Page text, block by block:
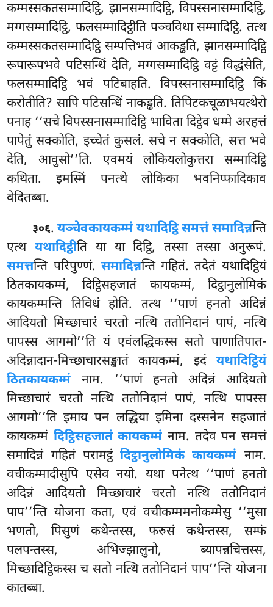
कम्मस्सकतसम्मादिट्ठि, झानसम्मादिट्ठि, विपस्सनासम्मादिट्ठि,
मग्गसम्मादिट्ठि, फलसम्मादिट्ठीति पञ्चविधा सम्मादिट्ठि. तत्थ
कम्मस्सकतसम्मादिट्ठि सम्पत्तिभवं आकड्ढति, झानसम्मादिट्ठि
रूपारूपभवे पटिसन्धिं देति, मग्गसम्मादिट्ठि वट्टं विद्धंसेति,
फलसम्मादिट्ठि भवं पटिबाहति. विपस्सनासम्मादिट्ठि किं
करोतीति? सापि पटिसन्धिं नाकड्ढति. तिपिटकचूळाभयत्थेरो
पनाह ‘‘सचे विपस्सनासम्मादिट्ठि भाविता दिट्ठेव धम्मे अरहत्तं
पापेतुं सक्कोति, इच्चेतं कुसलं. सचे न सक्कोति, सत्त भवे
देति, आवुसो’’ति. एवमयं लोकियलोकुत्तरा सम्मादिट्ठि
कथिता. इमस्मिं पनत्थे लोकिका भवनिप्फादिकाव
वेदितब्बा.
३०६.यञ्चेवकायकम्मं यथादिट्ठि समत्तं समादिन्नन्ति
एत्थयथादिट्ठीति या या दिट्ठि, तस्सा तस्सा अनुरूपं.
समत्तन्ति परिपुण्णं. समादिन्नन्ति गहितं. तदेतं यथादिट्ठियं
ठितकायकम्मं, दिट्ठिसहजातं कायकम्मं, दिट्ठानुलोमिकं
कायकम्मन्ति तिविधं होति. तत्थ ‘‘पाणं हनतो अदिन्नं
आदियतो मिच्छाचारं चरतो नत्थि ततोनिदानं पापं, नत्थि
पापस्स आगमो’’ति यंएवंलद्धिकस्स सतो पाणातिपात-
अदिन्नादान-मिच्छाचारसङ्खातं कायकम्मं, इदं यथादिट्ठियं
ठितकायकम्मं नाम. ‘‘पाणं हनतो अदिन्नं आदियतो
मिच्छाचारं चरतो नत्थि ततोनिदानं पापं, नत्थि पापस्स
आगमो’’ति इमाय पन लद्धिया इमिना दस्सनेन सहजातं
कायकम्मं दिट्ठिसहजातं कायकम्मं नाम. तदेव पन समत्तं
समादिन्नं गहितं परामट्ठंदिट्ठानुलोमिकं कायकम्मं नाम.
वचीकम्मादीसुपि एसेव नयो. यथा पनेत्थ ‘‘पाणं हनतो
अदिन्नं आदियतो मिच्छाचारं चरतो नत्थि ततोनिदानं
पाप’’न्ति योजना कता, एवं वचीकम्ममनोकम्मेसु ‘‘मुसा
भणतो, पिसुणं कथेन्तस्स, फरुसं कथेन्तस्स, सम्फं
पलपन्तस्स, अभिज्झालुनो, ब्यापन्नचित्तस्स,
मिच्छादिट्ठिकस्स च सतो नत्थि ततोनिदानं पाप’’न्ति योजना
कातब्बा.